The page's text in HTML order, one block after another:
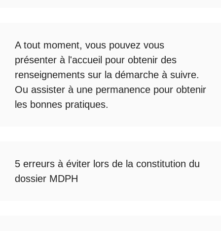
A tout moment, vous pouvez vous
présenter à l'accueil pour obtenir des
renseignements sur la démarche à suivre.
Ou assister à une permanence pour obtenir
les bonnes pratiques.
5 erreurs à éviter lors de la constitution du
dossier MDPH